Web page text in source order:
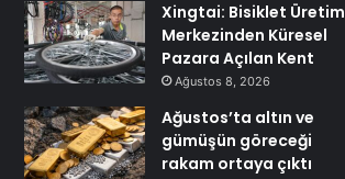
Xingtai: Bisiklet Üretim
Merkezinden Küresel
Pazara Açılan Kent
Ağustos 8, 2026
Ağustos’ta altın ve
gümüşün göreceği
rakam ortaya çıktı